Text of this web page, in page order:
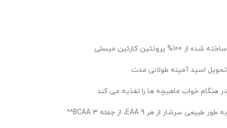
ساخته شده از 100% پروتئین کازئین میسلی
تحویل اسید آمینه طولانی مدت
در هنگام خواب ماهیچه ها را تغذیه می کند
به طور طبیعی سرشار از هر 9 EAA، از جمله 3 BCAA^^